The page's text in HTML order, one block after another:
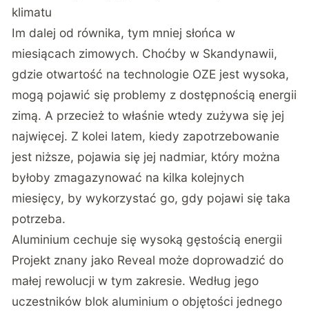
klimatu
Im dalej od równika, tym mniej słońca w
miesiącach zimowych. Choćby w Skandynawii,
gdzie otwartość na technologie OZE jest wysoka,
mogą pojawić się problemy z dostępnością energii
zimą. A przecież to właśnie wtedy zużywa się jej
najwięcej. Z kolei latem, kiedy zapotrzebowanie
jest niższe, pojawia się jej nadmiar, który można
byłoby zmagazynować na kilka kolejnych
miesięcy, by wykorzystać go, gdy pojawi się taka
potrzeba.
Aluminium cechuje się wysoką gęstością energii
Projekt znany jako Reveal może doprowadzić do
małej rewolucji w tym zakresie. Według jego
uczestników blok aluminium o objętości jednego